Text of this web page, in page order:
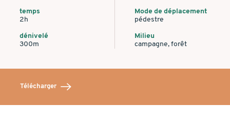
temps
2h
dénivelé
300m
Mode de déplacement
pédestre
Milieu
campagne, forêt
Télécharger